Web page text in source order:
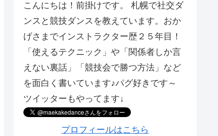
こんにちは！前掛けです。 札幌で社交ダ
ンスと競技ダンスを教えています。おか
げさまでインストラクター歴２５年目！
「使えるテクニック」や「関係者しか言
えない裏話」「競技会で勝つ方法」など
を面白く書いています♪パグ好きです～
ツイッターもやってます↓
プロフィールはこちら